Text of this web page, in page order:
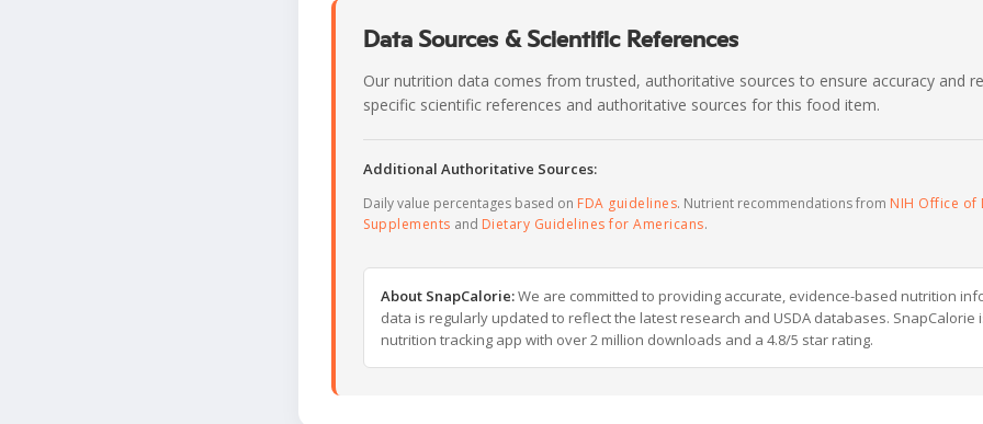
Data Sources & Scientific References
Our nutrition data comes from trusted, authoritative sources to ensure accuracy and
specific scientific references and authoritative sources for this food item.
Additional Authoritative Sources:
Daily value percentages based on FDA guidelines. Nutrient recommendations from NIH Office of
Supplements and Dietary Guidelines for Americans.
About SnapCalorie:We are committed to providing accurate, evidence-based nutrition
data is regularly updated to reflect the latest research and USDA databases. SnapCalorie
nutrition tracking app with over 2 million downloads and a 4.8/5 star rating.